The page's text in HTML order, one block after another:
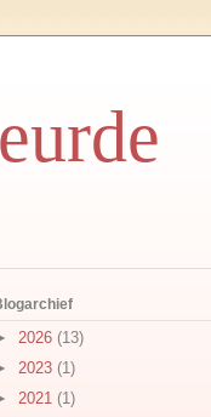
2026 (13)
2023 (1)
2021 (1)